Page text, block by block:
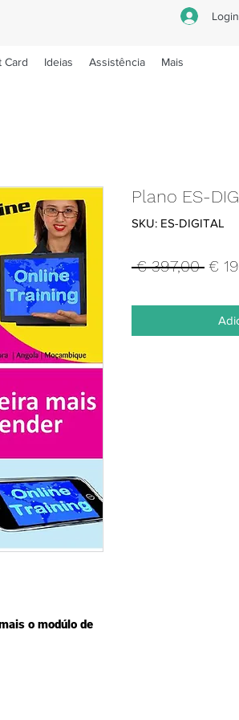
Login
Card Ideias Assistência Mais
o modúlo de
Plano ES-
SKU: ES-DIGITAL
€ 397,00 €